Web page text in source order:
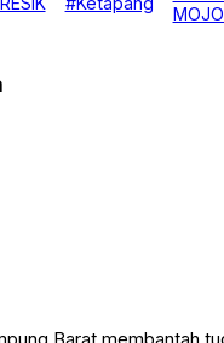
Barat membantah